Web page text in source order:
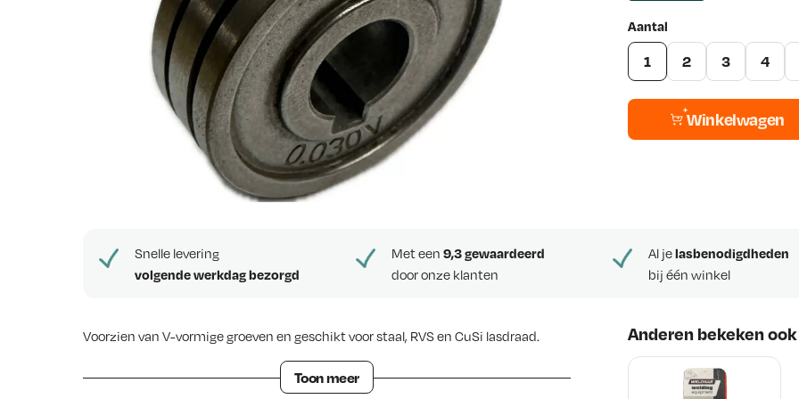
w
s
Aantal
1 2 3 4
Winkelwagen
Snelle levering
volgende werkdag bezorgd
Met een 9,3 gewaardeerd
door onze klanten
Al jelasbenodigdheden
bij één winkel
Voorzien van V-vormige groeven en geschikt voor staal, RVS en CuSi lasdraad.
Draad Aandrijfrol 0,6 +0,8mm V-groef
Toon meer
Anderen bekeken ook